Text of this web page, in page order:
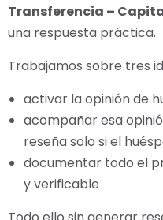
Transferencia –
una respuesta práctica.
Trabajamos sobre tres
activar la opinión de
acompañar esa
reseña solo si el
documentar todo el
y verificable